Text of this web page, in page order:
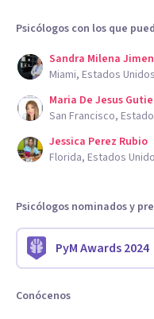
Psicólogos con los que
Sandra Milena
Miami, Estados
Maria De Jesus
San Francisco,
Jessica Perez Rubio
Florida, Estados
Psicólogos nominados y
PyM Awards 2024
Conócenos